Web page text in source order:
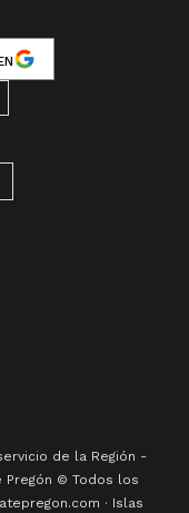
de la Región -
Pregón © Todos los
· Islas